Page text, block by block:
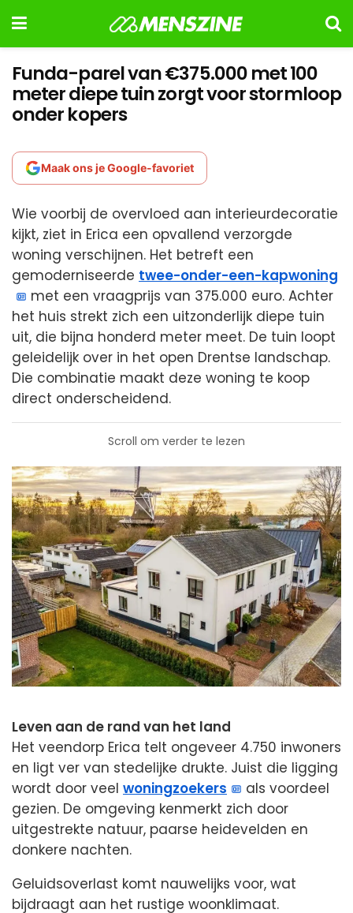
Funda-parel van €375.000 met 100
meter diepe tuin zorgt voor stormloop
onder kopers
Maak ons je Google-favoriet
Wie voorbij de overvloed aan interieurdecoratie
kijkt, ziet in Erica een opvallend verzorgde
woning verschijnen. Het betreft een
gemoderniseerde twee-onder-een-kapwoning
met een vraagprijs van 375.000 euro. Achter
het huis strekt zich een uitzonderlijk diepe tuin
uit, die bijna honderd meter meet. De tuin loopt
geleidelijk over in het open Drentse landschap.
Die combinatie maakt deze woning te koop
direct onderscheidend.
Scroll om verder te lezen
Leven aan de rand van het land
Het veendorp Erica telt ongeveer 4.750 inwoners
en ligt ver van stedelijke drukte. Juist die ligging
wordt door veel woningzoekers
als voordeel
gezien. De omgeving kenmerkt zich door
uitgestrekte natuur, paarse heidevelden en
donkere nachten.
Geluidsoverlast komt nauwelijks voor, wat
bijdraagt aan het rustige woonklimaat.